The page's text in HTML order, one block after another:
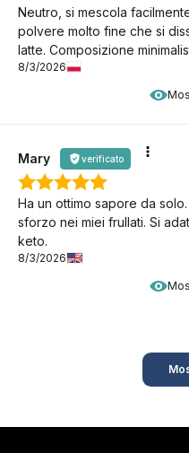
Neutro, si mescola
polvere molto fine che si
latte. Composizione
8/3/2026
Mary verificato
Ha un ottimo sapore da
sforzo nei miei frullati. Si
keto.
8/3/2026